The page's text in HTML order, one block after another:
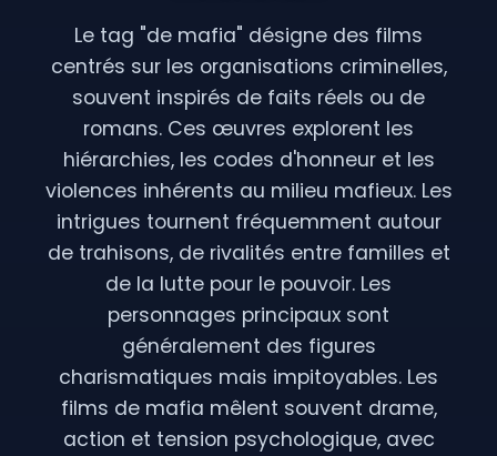
Le tag "de mafia" désigne des films
centrés sur les organisations criminelles,
souvent inspirés de faits réels ou de
romans. Ces œuvres explorent les
hiérarchies, les codes d'honneur et les
violences inhérents au milieu mafieux. Les
intrigues tournent fréquemment autour
de trahisons, de rivalités entre familles et
de la lutte pour le pouvoir. Les
personnages principaux sont
généralement des figures
charismatiques mais impitoyables. Les
films de mafia mêlent souvent drame,
action et tension psychologique, avec